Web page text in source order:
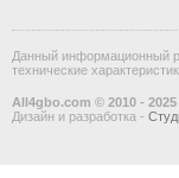
Данный информационный
технические
All4gbo.com © 2010 - 2025
Дизайн и разработка -